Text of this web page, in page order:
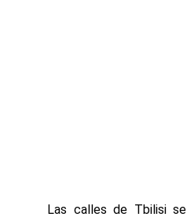
Las calles de Tbilisi